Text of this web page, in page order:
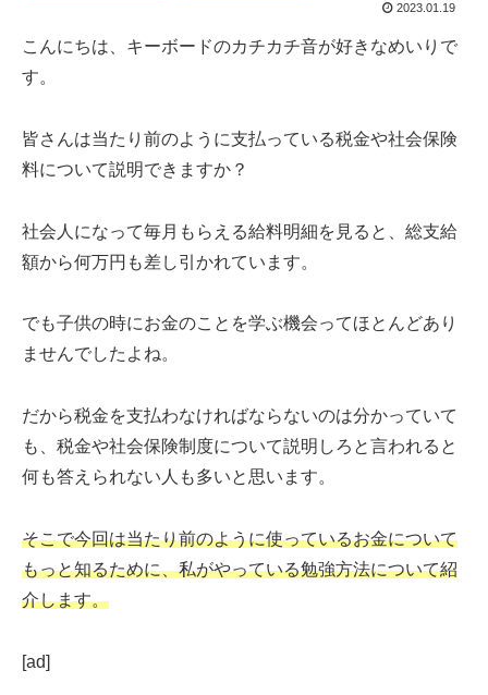
2023.01.19
こんにちは、キーボードのカチカチ音が好きなめいりで
す。
皆さんは当たり前のように支払っている税金や社会保険
料について説明できますか？
社会人になって毎月もらえる給料明細を見ると、総支給
額から何万円も差し引かれています。
でも子供の時にお金のことを学ぶ機会ってほとんどあり
ませんでしたよね。
だから税金を支払わなければならないのは分かっていて
も、税金や社会保険制度について説明しろと言われると
何も答えられない人も多いと思います。
そこで今回は当たり前のように使っているお金について
もっと知るために、私がやっている勉強方法について紹
介します。
[ad]